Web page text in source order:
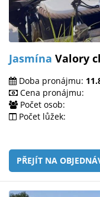
Jasmína Valory
Doba pronájmu:
Cena pronájmu:
Počet osob:
Počet lůžek:
PŘEJÍT NA